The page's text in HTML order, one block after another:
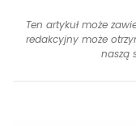
Ten artykuł może
redakcyjny może
naszą